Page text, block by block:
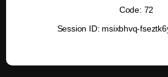
Code: 72
Session ID: msixbhvq-